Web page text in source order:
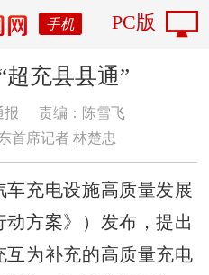
手机 PC版
超充县县通”
报
责编：陈雪飞
首席记者 林楚忠
车充电设施高质量发展
方案》）发布，提出
为补充的高质量充电